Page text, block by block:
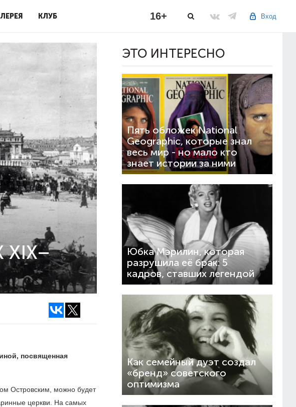
КЛУБ Вход
16+
посвященная
Островским, можно будет
церкви. На самых
ЭТО ИНТЕРЕСНО
Пять обложек National
Geographic, которые знал
весь мир - но мало кто
знает истории за ними
Юбка Мэрилин, которая
разрушила её брак: 5
кадров, ставших легендой
Как семейный дуэт создал
«бренд» советского
оптимизма